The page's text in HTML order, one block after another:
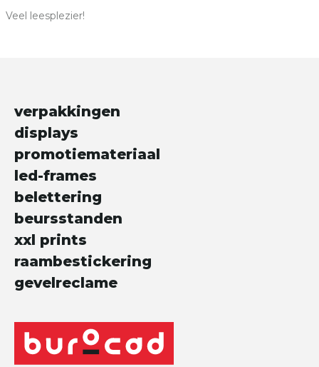
Veel leesplezier!
verpakkingen
displays
promotiemateriaal
led-frames
belettering
beursstanden
xxl prints
raambestickering
gevelreclame